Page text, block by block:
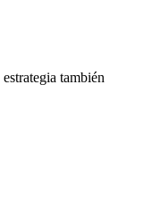
también